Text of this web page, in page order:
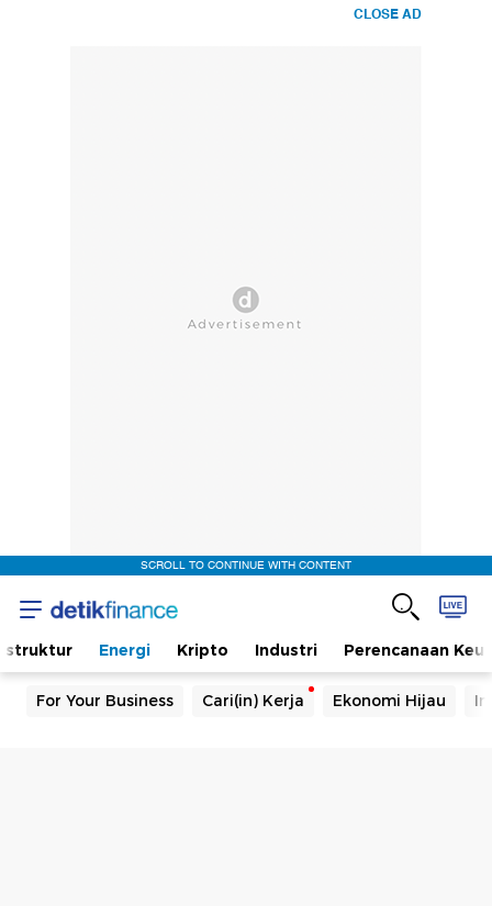
CLOSE AD
SCROLL TO CONTINUE WITH CONTENT
Energi Kripto Industri Perencanaan
For Your Business Cari(in) Kerja Ekonomi Hijau